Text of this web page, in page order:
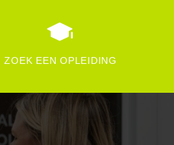
ZOEK EEN OPLEIDING